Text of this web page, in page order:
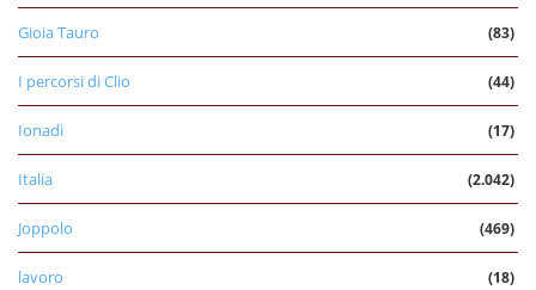
Gioia Tauro (83)
I percorsi di Clio (44)
Ionadi (17)
Italia (2.042)
Joppolo (469)
lavoro (18)